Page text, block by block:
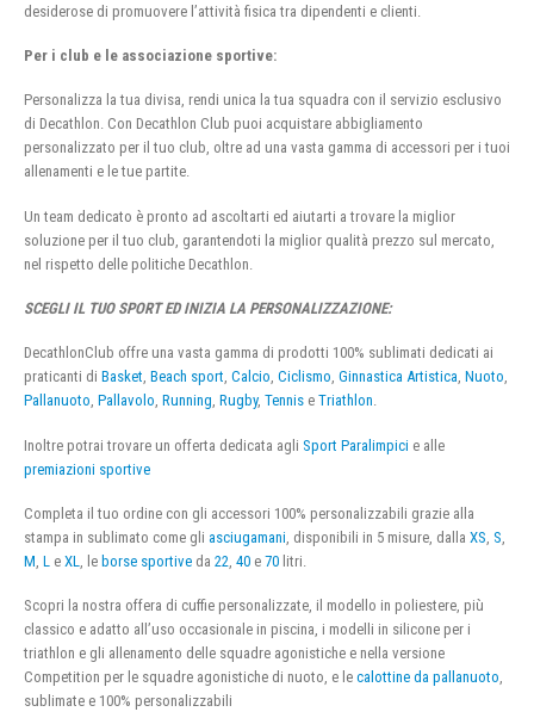
desiderose di promuovere l’attività fisica tra dipendenti e clienti.
Per i club e le associazione sportive:
Personalizza la tua divisa, rendi unica la tua squadra con il servizio esclusivo
di Decathlon. Con Decathlon Club puoi acquistare abbigliamento
personalizzato per il tuo club, oltre ad una vasta gamma di accessori per i tuoi
allenamenti e le tue partite.
Un team dedicato è pronto ad ascoltarti ed aiutarti a trovare la miglior
soluzione per il tuo club, garantendoti la miglior qualità prezzo sul mercato,
nel rispetto delle politiche Decathlon.
SCEGLI IL TUO SPORT ED INIZIA LA PERSONALIZZAZIONE:
DecathlonClub offre una vasta gamma di prodotti 100% sublimati dedicati ai
praticanti di Basket, Beach sport, Calcio, Ciclismo, Ginnastica Artistica, Nuoto,
Pallanuoto, Pallavolo, Running, Rugby, Tennis e Triathlon.
Inoltre potrai trovare un offerta dedicata agli Sport Paralimpici e alle
premiazioni sportive
Completa il tuo ordine con gli accessori 100% personalizzabili grazie alla
stampa in sublimato come gli asciugamani , disponibili in 5 misure, dalla XS S
M L e XL , le borse sportive da 22 40 e 70 litri.
Scopri la nostra offera di cuffie personalizzate, il modello in poliestere, più
classico e adatto all’uso occasionale in piscina, i modelli in silicone per i
triathlon e gli allenamento delle squadre agonistiche e nella versione
Competition per le squadre agonistiche di nuoto, e le calottine da pallanuoto,
sublimate e 100% personalizzabili